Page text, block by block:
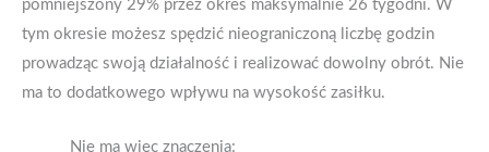
pomniejszony 29% przez okres maksymalnie 26 tygodni. W
tym okresie możesz spędzić nieograniczoną liczbę godzin
prowadząc swoją działalność i realizować dowolny obrót. Nie
ma to dodatkowego wpływu na wysokość zasiłku.
Nie ma więc znaczenia: